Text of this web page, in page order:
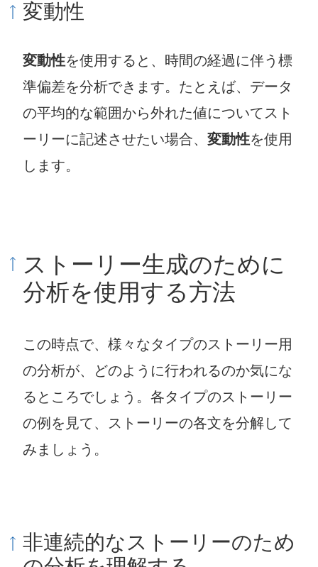
変動性
変動性を使用すると、時間の経過に伴う標
準偏差を分析できます。たとえば、データ
の平均的な範囲から外れた値についてスト
ーリーに記述させたい場合、 変動性を使用
します。
ストーリー生成のために
分析を使用する方法
この時点で、様々なタイプのストーリー用
の分析が、どのように行われるのか気にな
るところでしょう。各タイプのストーリー
の例を見て、ストーリーの各文を分解して
みましょう。
非連続的なストーリーのため